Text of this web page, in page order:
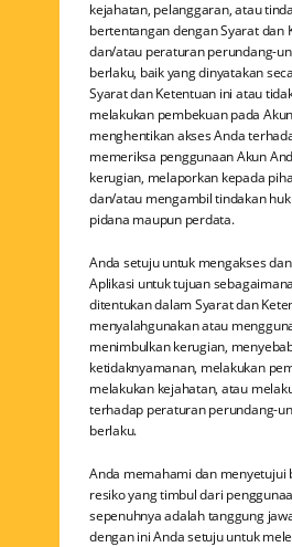
kejahatan, pelanggaran, atau
bertentangan dengan Syarat dan
dan/atau peraturan perundang-
berlaku, baik yang dinyatakan
Syarat dan Ketentuan ini atau
melakukan pembekuan pada
menghentikan akses Anda
memeriksa penggunaan Akun
kerugian, melaporkan kepada
dan/atau mengambil tindakan
pidana maupun perdata.
Anda setuju untuk mengakses
Aplikasi untuk tujuan
ditentukan dalam Syarat dan
menyalahgunakan atau
menimbulkan kerugian,
ketidaknyamanan, melakukan
melakukan kejahatan, atau
terhadap peraturan perundang-
berlaku.
Anda memahami dan menyetujui
resiko yang timbul dari
sepenuhnya adalah tanggung
dengan ini Anda setuju untuk